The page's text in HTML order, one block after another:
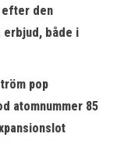
efter den
erbjud, både i
pop
atomnummer 85